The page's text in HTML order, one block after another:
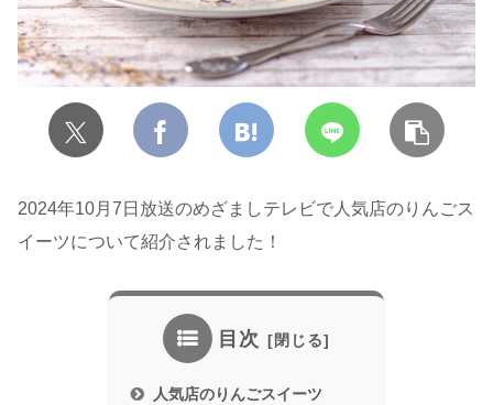
2024年10月7日放送のめざましテレビで人気店のりんごス
イーツについて紹介されました！
目次
人気店のりんごスイーツ